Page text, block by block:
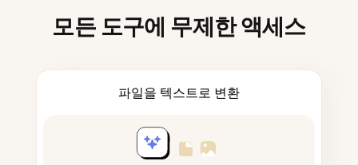
모든 도구에 무제한 액세스
파일을 텍스트로 변환